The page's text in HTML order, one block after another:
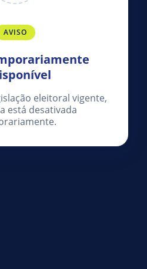
AVISO
eleitoral vigente,
está desativada